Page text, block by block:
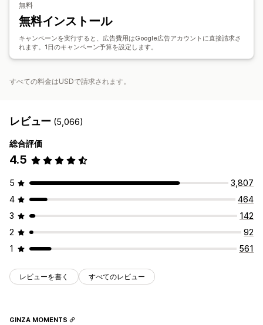
AIによる最適化
自動化されたキャンペーン
AIによる画像と動画
ウェブサイト
パフォーマンス分析
クリックスルー率 コンバージョントラッキング
無料
無料インストール
キャンペーンを実行すると、広告費用はGoogle広告アカウントに直接請求さ
れます。1日のキャンペーン予算を設定します。
すべての料金はUSDで請求されます。
レビュー (5,066)
総合評価
4.5
5
3,807
4
464
3
142
2
92
1
561
レビューを書く すべてのレビュー
GINZA MOMENTS